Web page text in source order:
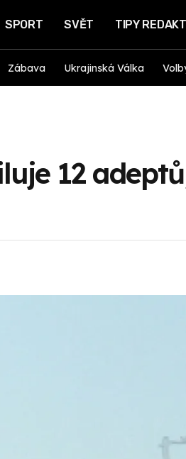
SPORT SVĚT TIPY
Zábava Ukrajinská Válka
12